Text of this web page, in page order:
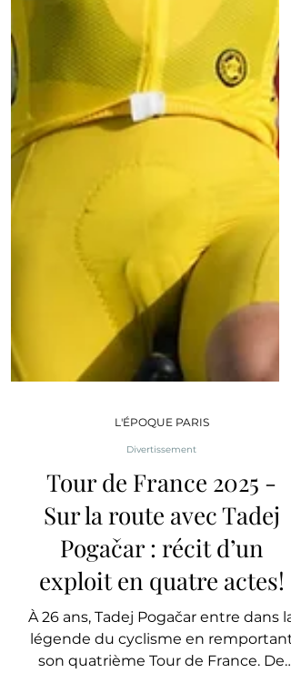
L'ÉPOQUE PARIS
Divertissement
Tour de France 2025 -
Sur la route avec Tadej
Pogačar : récit d’un
exploit en quatre actes!